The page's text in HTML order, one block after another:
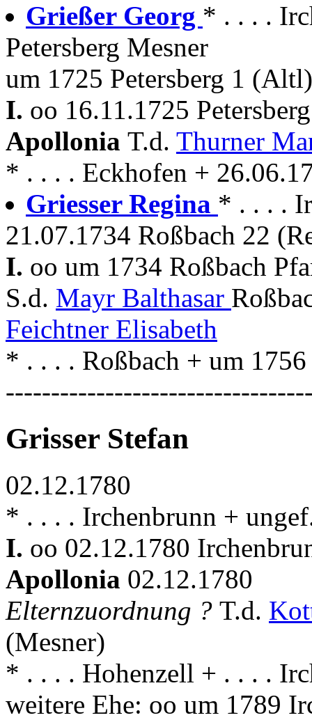
Grießer Georg * . . . .
Petersberg Mesner
um 1725 Petersberg 1 (Altl)
I. oo 16.11.1725
Apollonia T.d. Thurner
* . . . . Eckhofen +
Griesser Regina * . . . .
21.07.1734 Roßbach 22
I. oo um 1734 Roßbach
S.d. Mayr Balthasar
Feichtner Elisabeth
* . . . . Roßbach + um
Grisser Stefan
02.12.1780
* . . . . Irchenbrunn +
I. oo 02.12.1780
Apollonia 02.12.1780
Elternzuordnung ? T.d.
(Mesner)
* . . . . Hohenzell + . . . .
weitere Ehe: oo um 1789